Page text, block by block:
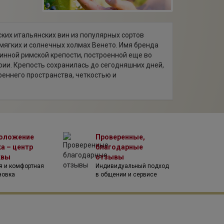
итальянских вин из популярных сортов
и солнечных холмах Венето. Имя бренда
римской крепости, построенной еще во
Крепость сохранилась до сегодняшних дней,
пространства, четкостью и
К тому же римляне всегда ценили хорошее
– центр
и комфортная
Проверенные,
благодарные
отзывы
Индивидуальный подход
в общении и сервисе